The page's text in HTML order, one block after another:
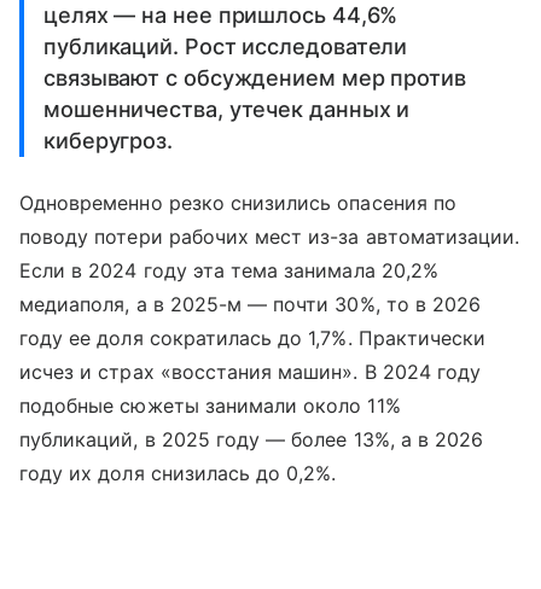
целях — на нее пришлось 44,6%
публикаций. Рост исследователи
связывают с обсуждением мер против
мошенничества, утечек данных и
киберугроз.
Одновременно резко снизились опасения по
поводу потери рабочих мест из-за автоматизации.
Если в 2024 году эта тема занимала 20,2%
медиаполя, а в 2025-м — почти 30%, то в 2026
году ее доля сократилась до 1,7%. Практически
исчез и страх «восстания машин». В 2024 году
подобные сюжеты занимали около 11%
публикаций, в 2025 году — более 13%, а в 2026
году их доля снизилась до 0,2%.